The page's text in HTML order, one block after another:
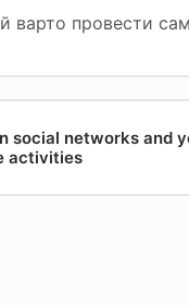
варто провести
social networks and
activities